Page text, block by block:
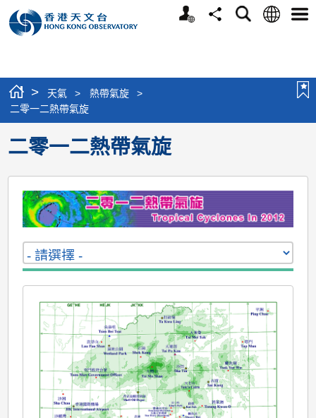
個
分
搜
語
選
> 天氣 > 熱帶氣旋
>
二零一二熱帶氣旋
二零一二熱帶氣旋